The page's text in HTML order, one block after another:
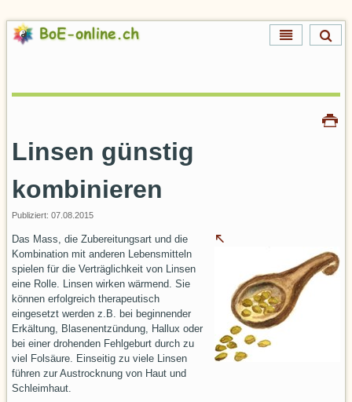
Direkt
Linsen günstig
kombinieren
Publiziert: 07.08.2015
Das Mass, die Zubereitungsart und die
Kombination mit anderen Lebensmitteln
spielen für die Verträglichkeit von Linsen
eine Rolle. Linsen wirken wärmend. Sie
können erfolgreich therapeutisch
eingesetzt werden z.B. bei beginnender
Erkältung, Blasenentzündung, Hallux oder
bei einer drohenden Fehlgeburt durch zu
viel Folsäure. Einseitig zu viele Linsen
führen zur Austrocknung von Haut und
Schleimhaut.